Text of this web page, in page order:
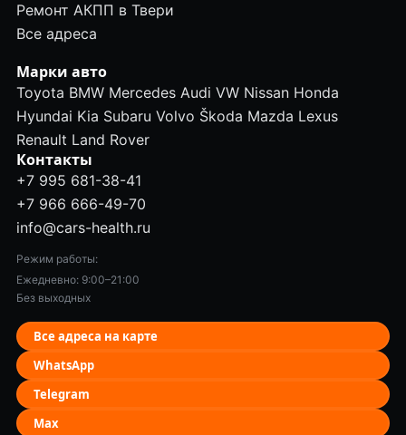
Ремонт АКПП в Твери
Все адреса
Марки авто
Toyota BMW Mercedes Audi VW Nissan Honda
Hyundai Kia Subaru Volvo Škoda Mazda Lexus
Renault Land Rover
Контакты
+7 995 681-38-41
+7 966 666-49-70
info@cars-health.ru
Режим работы:
Ежедневно: 9:00–21:00
Без выходных
Все адреса на карте
WhatsApp
Telegram
Max